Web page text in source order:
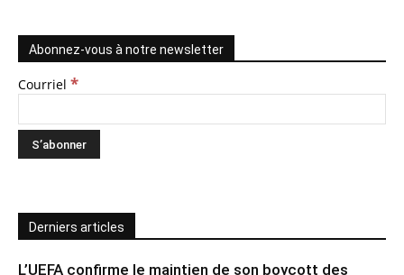
Abonnez-vous à notre newsletter
Courriel *
Derniers articles
L’UEFA confirme le maintien de son boycott des